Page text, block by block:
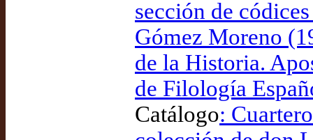
sección de
Gómez Moreno
de la Historia.
de Filología
Catálogo: